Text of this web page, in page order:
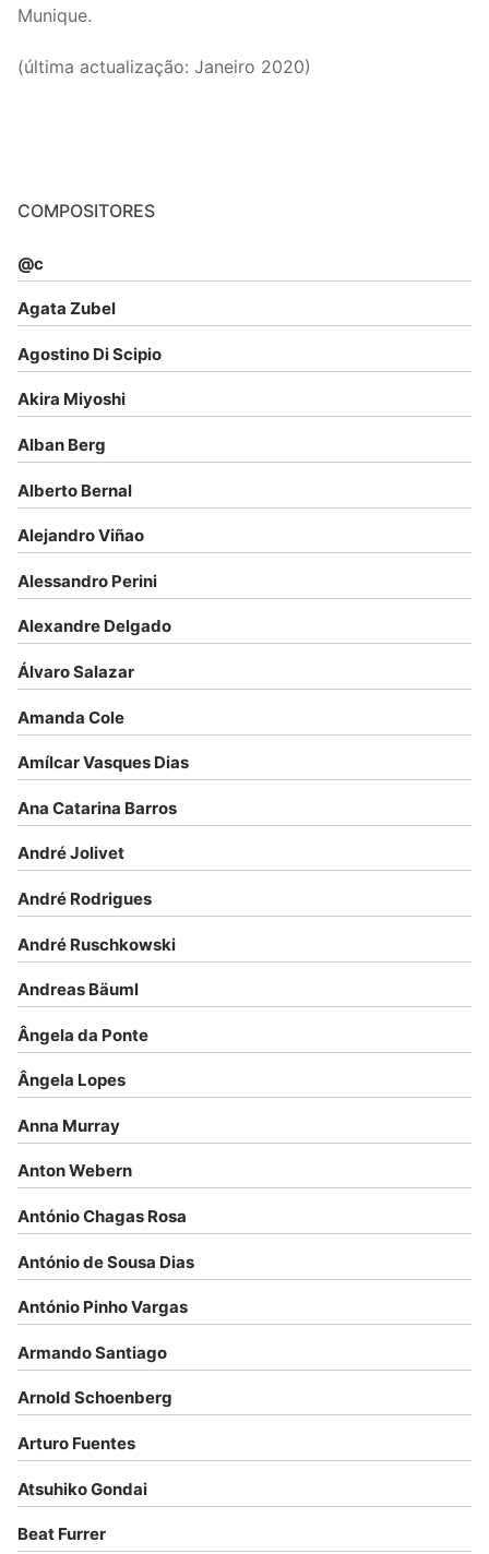
Munique.
(última actualização: Janeiro 2020)
COMPOSITORES
@c
Agata Zubel
Agostino Di Scipio
Akira Miyoshi
Alban Berg
Alberto Bernal
Alejandro Viñao
Alessandro Perini
Alexandre Delgado
Álvaro Salazar
Amanda Cole
Amílcar Vasques Dias
Ana Catarina Barros
André Jolivet
André Rodrigues
André Ruschkowski
Andreas Bäuml
Ângela da Ponte
Ângela Lopes
Anna Murray
Anton Webern
António Chagas Rosa
António de Sousa Dias
António Pinho Vargas
Armando Santiago
Arnold Schoenberg
Arturo Fuentes
Atsuhiko Gondai
Beat Furrer